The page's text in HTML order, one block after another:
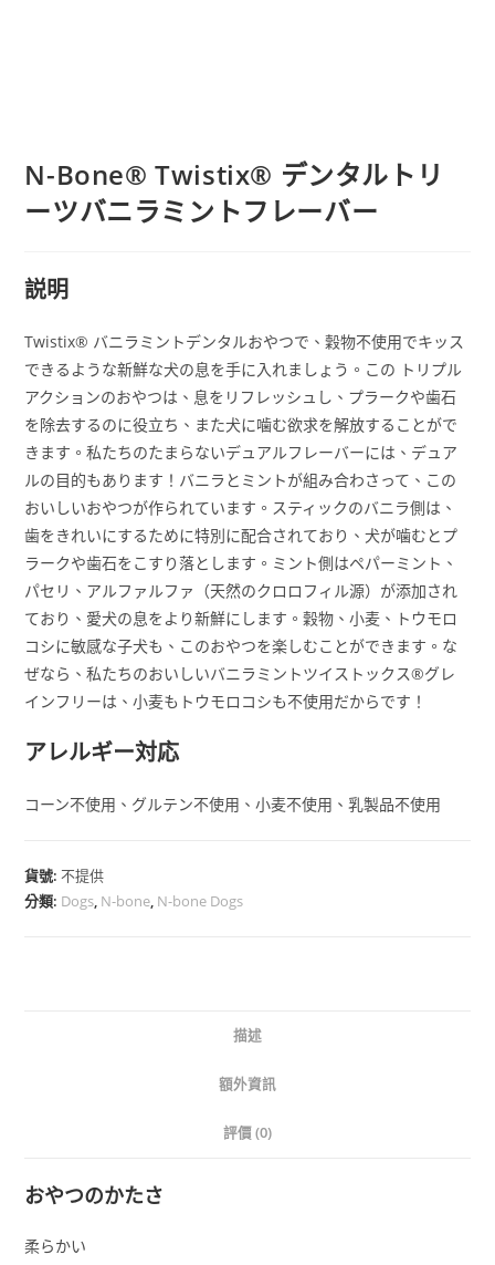
N-Bone® Twistix® デンタルトリ
ーツバニラミントフレーバー
説明
Twistix® バニラミントデンタルおやつで、穀物不使用でキッス
できるような新鮮な犬の息を手に入れましょう。この トリプル
アクションのおやつは、息をリフレッシュし、プラークや歯石
を除去するのに役立ち、また犬に噛む欲求を解放することがで
きます。私たちのたまらないデュアルフレーバーには、デュア
ルの目的もあります！バニラとミントが組み合わさって、この
おいしいおやつが作られています。スティックのバニラ側は、
歯をきれいにするために特別に配合されており、犬が噛むとプ
ラークや歯石をこすり落とします。ミント側はペパーミント、
パセリ、アルファルファ（天然のクロロフィル源）が添加され
ており、愛犬の息をより新鮮にします。穀物、小麦、トウモロ
コシに敏感な子犬も、このおやつを楽しむことができます。な
ぜなら、私たちのおいしいバニラミントツイストックス®グレ
インフリーは、小麦もトウモロコシも不使用だからです！
アレルギー対応
コーン不使用、グルテン不使用、小麦不使用、乳製品不使用
貨號:不提供
分類: Dogs, N-bone, N-bone Dogs
描述
額外資訊
評價 (0)
おやつのかたさ
柔らかい